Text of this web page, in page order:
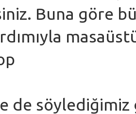
Buna göre
de söylediğimiz